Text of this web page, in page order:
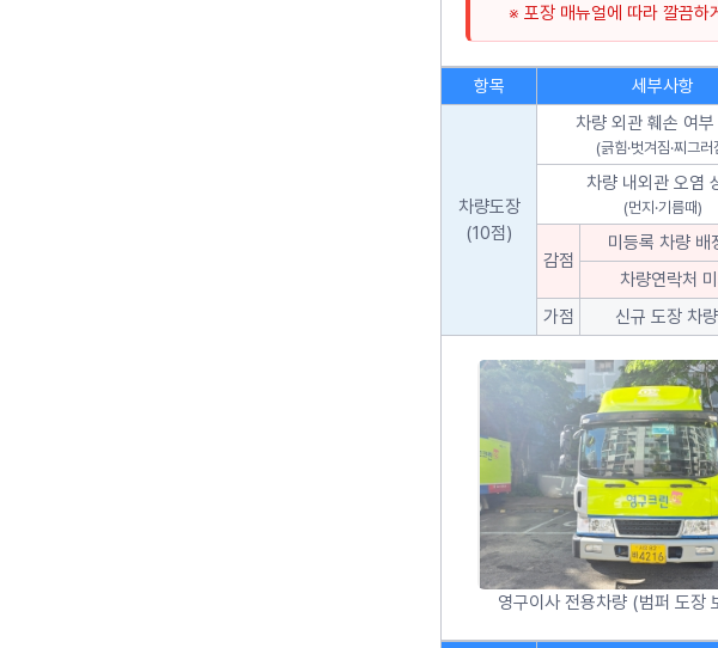
※ 포장 매뉴얼에 따라 깔끔하
항목 세부사항
차량도장
(10점)
차량 외관 훼손 여부
(긁힘·벗겨짐·찌그러
차량 내외관 오염
(먼지·기름때)
감점
미등록 차량 배
차량연락처
가점
신규 도장 차
영구이사 전용차량 (범퍼 도장